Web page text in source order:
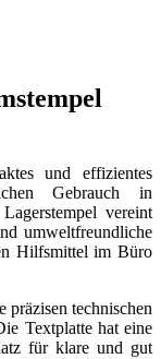
und effizientes
Gebrauch in
vereint
umweltfreundliche
Hilfsmittel im Büro
präzisen technischen
Textplatte hat eine
für klare und gut